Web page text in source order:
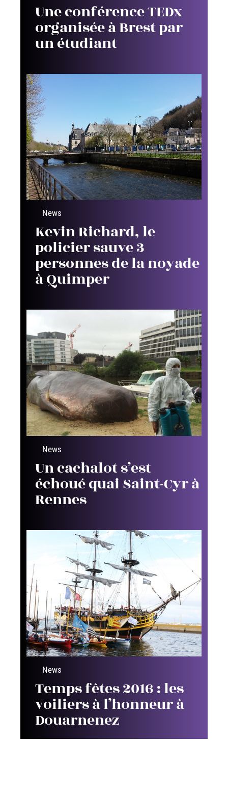
Une conférence TEDx
organisée à Brest par
un étudiant
News
Kevin Richard, le
policier sauve 3
personnes de la noyade
à Quimper
News
Un cachalot s’est
échoué quai Saint-Cyr à
Rennes
News
Temps fêtes 2016 : les
voiliers à l’honneur à
Douarnenez